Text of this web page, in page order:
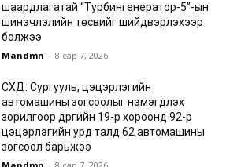
шаардлагатай “Турбингенератор-5”-ын
шинэчлэлийн төсвийг шийдвэрлэхээр
болжээ
Mandmn - 8 сар 7, 2026
СХД: Сургууль, цэцэрлэгийн
автомашины зогсоолыг нэмэгдүүлэх
зорилгоор дүүргийн 19-р хороонд 92-р
цэцэрлэгийн урд талд 62 автомашины
зогсоол барьжээ